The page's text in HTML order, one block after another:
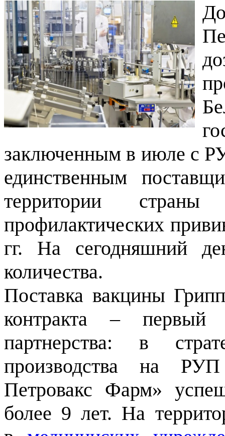
заключенным в июле с
единственным
территории
профилактических
гг. На сегодняшний
количества.
Поставка вакцины
контракта – первый
партнерства: в
производства на
Петровакс Фарм»
более 9 лет. На